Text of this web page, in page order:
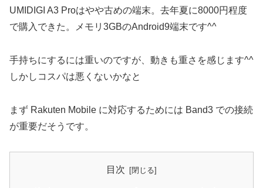
UMIDIGI A3 Proはやや古めの端末。去年夏に8000円程度
で購入できた。メモリ3GBのAndroid9端末です^^
手持ちにするには重いのですが、動きも重さを感じます^^
しかしコスパは悪くないかなと
まず Rakuten Mobile に対応するためには Band3 での接続
が重要だそうです。
目次